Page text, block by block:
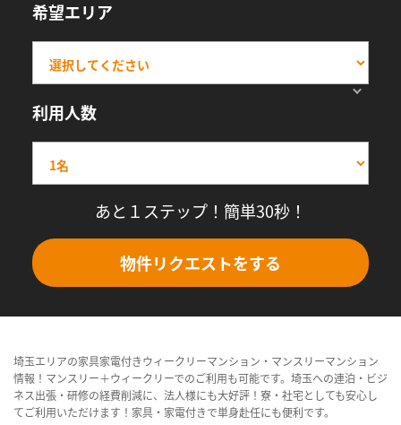
希望エリア
利用人数
あと１ステップ！簡単30秒！
物件リクエストをする
埼玉エリアの家具家電付きウィークリーマンション・マンスリーマンション
情報！マンスリー＋ウィークリーでのご利用も可能です。埼玉への連泊・ビジ
ネス出張・研修の経費削減に、法人様にも大好評！寮・社宅としても安心し
てご利用いただけます！家具・家電付きで単身赴任にも便利です。